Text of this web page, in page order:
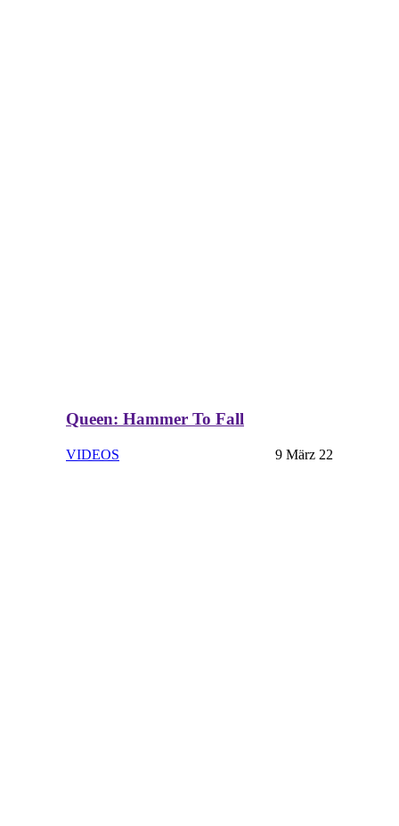
Queen: Hammer To Fall
VIDEOS 9 März 22